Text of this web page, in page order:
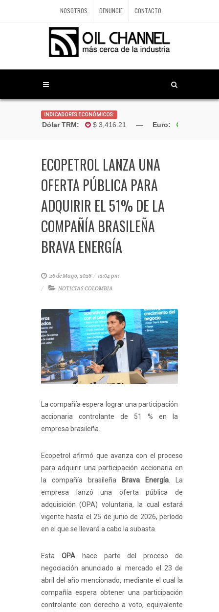
NOSOTROS DENUNCIE CONTACTO
INDICADORES ECONÓMICOS:
Dólar TRM: $ 3,416.21 — Euro:
ECOPETROL LANZA UNA
OFERTA PÚBLICA PARA
ADQUIRIR EL 51% DE LA
COMPAÑÍA BRASILEÑA
BRAVA ENERGÍA
26 de Mayo, 2026 / 12:04 pm
NOTICIAS COLOMBIA
La compañía espera lograr una participación
accionaria controlante de 51 % en la
empresa brasileña.
Ecopetrol afirmó que avanza con el proceso
para adquirir una participación accionaria en
la compañía brasileña
Brava Energía . La
empresa lanzó una oferta pública de
adquisición (OPA) voluntaria, la cual estará
vigente hasta el 25 de junio de 2026, período
en el que se llevará a cabo la subasta.
Esta OPA
hace parte del proceso de
negociación anunciado al mercado el 23 de
abril del año mencionado, mediante el cual la
compañía espera obtener una participación
controlante con derecho a voto, equivalente